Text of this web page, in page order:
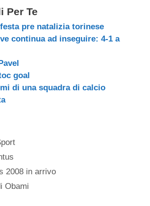
Per Te
pre natalizia torinese
continua ad inseguire: 4-1 a
goal
di una squadra di calcio
2008 in arrivo
Obami